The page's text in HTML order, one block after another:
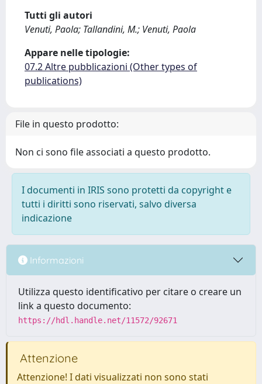
Tutti gli autori
Venuti, Paola; Tallandini, M.; Venuti, Paola
Appare nelle tipologie:
07.2 Altre pubblicazioni (Other types of
publications)
File in questo prodotto:
Non ci sono file associati a questo prodotto.
I documenti in IRIS sono protetti da copyright e
tutti i diritti sono riservati, salvo diversa
indicazione
Informazioni
Utilizza questo identificativo per citare o creare un
link a questo documento:
https://hdl.handle.net/11572/92671
Attenzione
Attenzione! I dati visualizzati non sono stati